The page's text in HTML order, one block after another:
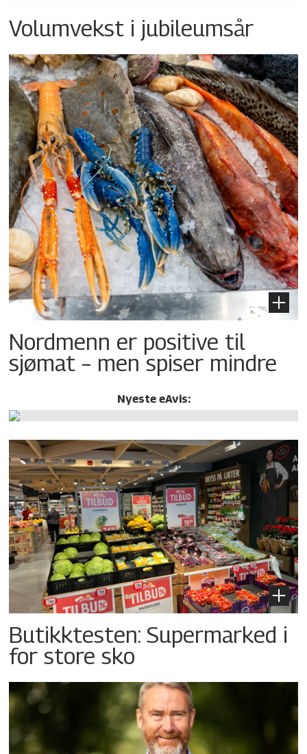
Volumvekst i jubileumsår
Nordmenn er positive til
sjømat – men spiser mindre
Nyeste eAvis:
Butikktesten: Supermarked i
for store sko